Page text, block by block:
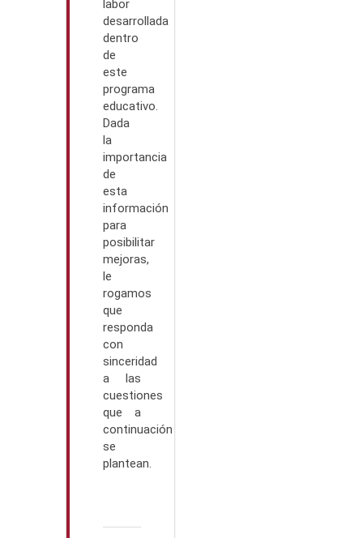
labor
desarrollada
dentro
de
este
programa
educativo.
Dada
la
importancia
de
esta
información
para
posibilitar
mejoras,
le
rogamos
que
responda
con
sinceridad
a las
cuestiones
que a
continuación
se
plantean.